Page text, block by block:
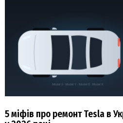
5 міфів про ремонт Tesla в